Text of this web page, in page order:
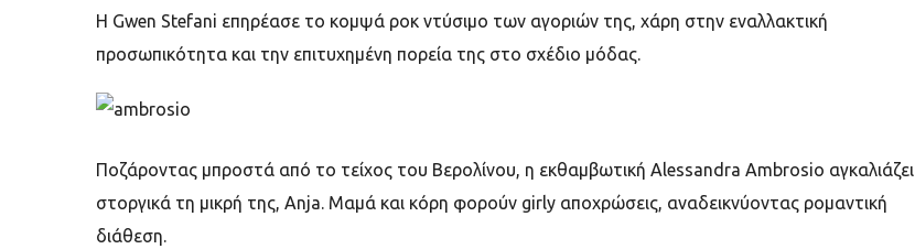
Η Gwen Stefani επηρέασε το κομψά ροκ ντύσιμο των αγοριών της, χάρη στην εναλλακτική
προσωπικότητα και την επιτυχημένη πορεία της στο σχέδιο μόδας.
Ποζάροντας μπροστά από το τείχος του Βερολίνου, η εκθαμβωτική Alessandra Ambrosio αγκαλιάζει
στοργικά τη μικρή της, Anja. Μαμά και κόρη φορούν girly αποχρώσεις, αναδεικνύοντας ρομαντική
διάθεση.